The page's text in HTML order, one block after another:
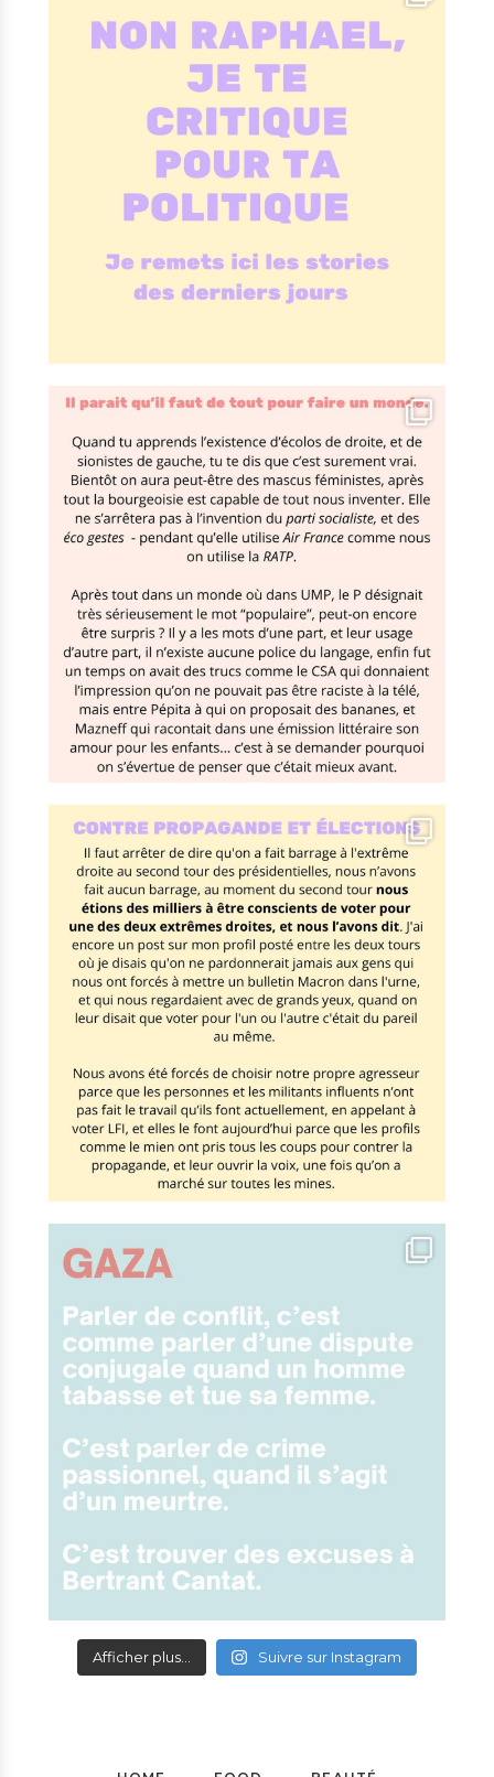
Afficher plus... Suivre sur Instagram